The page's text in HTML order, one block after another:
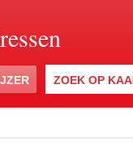
ZOEK OP